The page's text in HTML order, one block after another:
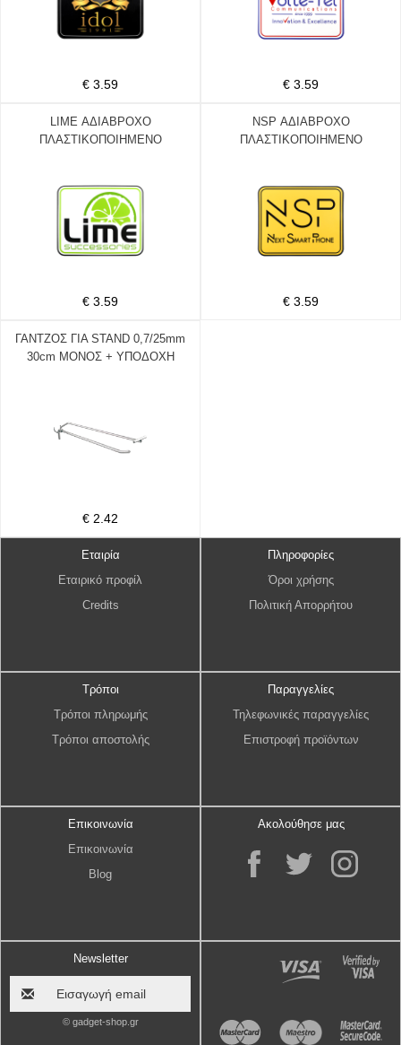
€ 3.59 € 3.59
LIME ΑΔΙΑΒΡΟΧΟ
ΠΛΑΣΤΙΚΟΠΟΙΗΜΕΝΟ
€ 3.59
NSP ΑΔΙΑΒΡΟΧΟ
ΠΛΑΣΤΙΚΟΠΟΙΗΜΕΝΟ
€ 3.59
ΓΑΝΤΖΟΣ ΓΙΑ STAND 0,7/25mm
30cm ΜΟΝΟΣ + ΥΠΟΔΟΧΗ
€ 2.42
Εταιρία
Εταιρικό προφίλ
Credits
Πληροφορίες
Όροι χρήσης
Πολιτική Απορρήτου
Τρόποι
Τρόποι πληρωμής
Τρόποι αποστολής
Παραγγελίες
Τηλεφωνικές παραγγελίες
Επιστροφή προϊόντων
Επικοινωνία
Επικοινωνία
Blog
Ακολούθησε μας
Newsletter
© gadget-shop.gr